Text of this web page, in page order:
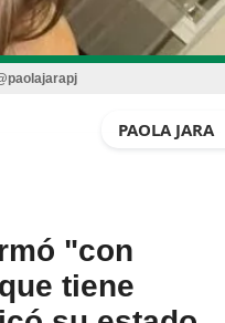
PAOLA JARA
"con
tiene